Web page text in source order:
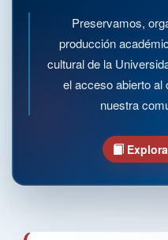
Preservamos,
producción
cultural de la
el acceso abierto al
nuestra